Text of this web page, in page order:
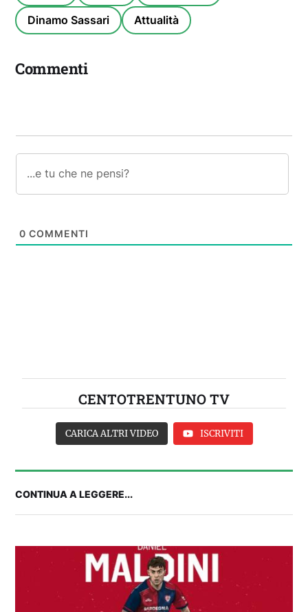
Dinamo Sassari Attualità
Commenti
0 COMMENTI
CENTOTRENTUNO TV
2° TROFEO RIVA | IL POST-PARTITA: commenta
con noi il match tra Cagliari e Nizza
CARICA ALTRI VIDEO ISCRIVITI
CONTINUA A LEGGERE...